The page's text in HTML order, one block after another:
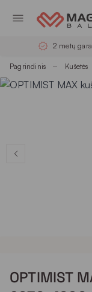
30 metų
Pagrindinis Kušetės
OPTIMIST